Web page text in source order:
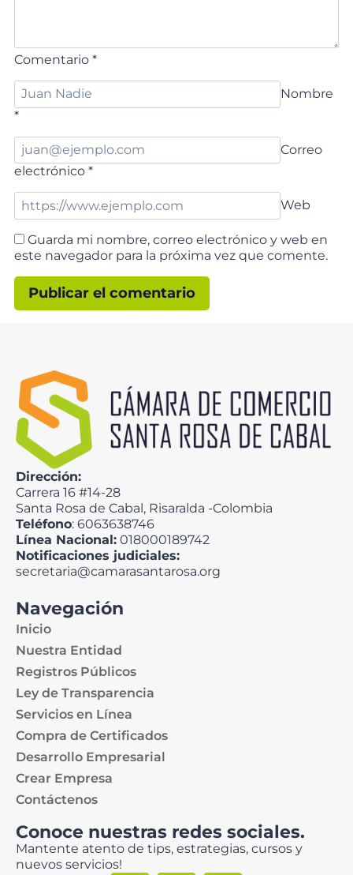
Comentario *
Nombre
*
Correo
electrónico *
Web
Guarda mi nombre, correo electrónico y web en
este navegador para la próxima vez que comente.
Dirección:
Carrera 16 #14-28
Santa Rosa de Cabal, Risaralda -Colombia
Teléfono: 6063638746
Línea Nacional: 018000189742
Notificaciones judiciales:
secretaria@camarasantarosa.org
Navegación
Inicio
Nuestra Entidad
Registros Públicos
Ley de Transparencia
Servicios en Línea
Compra de Certificados
Desarrollo Empresarial
Crear Empresa
Contáctenos
Conoce nuestras redes sociales.
Mantente atento de tips, estrategias, cursos y
nuevos servicios!